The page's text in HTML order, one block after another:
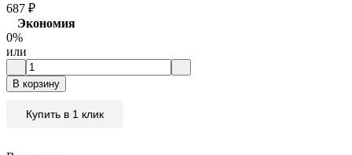
687 ₽
Экономия
0%
или
В корзину
Купить в 1 клик